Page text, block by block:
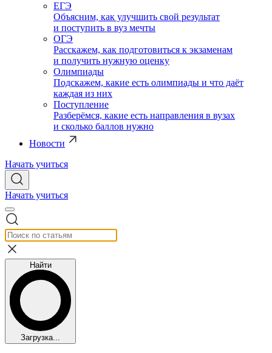
ЕГЭ
Объясним, как улучшить свой результат
и поступить в вуз мечты
ОГЭ
Расскажем, как подготовиться к экзаменам
и получить нужную оценку
Олимпиады
Подскажем, какие есть олимпиады и что даёт
каждая из них
Поступление
Разберёмся, какие есть направления в вузах
и сколько баллов нужно
Новости
Начать учиться
Начать учиться
Найти
Загрузка...